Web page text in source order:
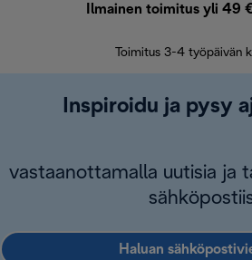
Ilmainen toimitus yli 49
Toimitus 3-4 työpäivän
Inspiroidu ja pysy
vastaanottamalla uutisia ja
Haluan